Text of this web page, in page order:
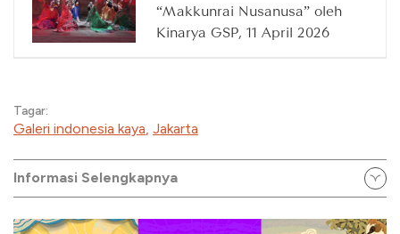
“Makkunrai Nusanusa” oleh
Kinarya GSP, 11 April 2026
Tagar:
Galeri indonesia kaya Jakarta
Informasi Selengkapnya